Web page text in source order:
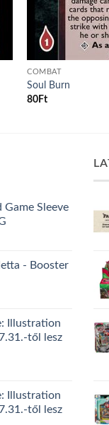
COMBAT
Soul Burn
80 Ft
Sleeve
- Booster
Illustration
től lesz
Illustration
től lesz